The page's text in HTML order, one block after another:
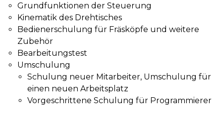
Grundfunktionen der Steuerung
Kinematik des Drehtisches
Bedienerschulung für Fräsköpfe und weitere
Zubehör
Bearbeitungstest
Umschulung
Schulung neuer Mitarbeiter, Umschulung für
einen neuen Arbeitsplatz
Vorgeschrittene Schulung für Programmierer